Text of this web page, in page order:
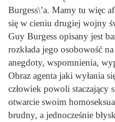
Burgess\’a. Mamy tu więc
się w cieniu drugiej wojny
Guy Burgess opisany jest
rozkłada jego osobowość
anegdoty, wspomnienia,
Obraz agenta jaki wyłania
człowiek powoli staczający
otwarcie swoim
brudny, a jednocześnie